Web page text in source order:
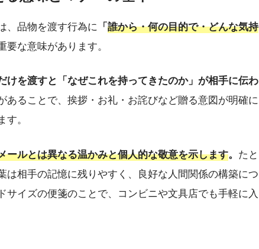
、品物を渡す行為に 「誰から・何の目的で・どんな気持
要な意味があります。
けを渡すと「なぜこれを持ってきたのか」が相手に伝わ
あることで、挨拶・お礼・お詫びなど贈る意図が明確に
。
ールとは異なる温かみと個人的な敬意を示します。 たと
は相手の記憶に残りやすく、良好な人間関係の構築につ
サイズの便箋のことで、コンビニや文具店でも手軽に入